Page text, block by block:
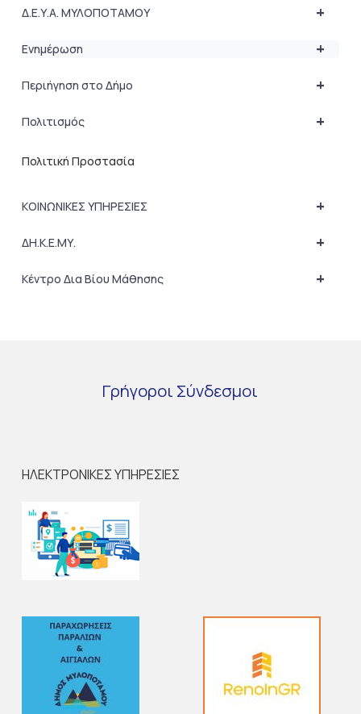
+
Δ.Ε.Υ.Α. ΜΥΛΟΠΟΤΑΜΟΥ
+
Ενημέρωση
+
Περιήγηση στο Δήμο
+
Πολιτισμός
Πολιτική Προστασία
+
ΚΟΙΝΩΝΙΚΕΣ ΥΠΗΡΕΣΙΕΣ
+
ΔΗ.Κ.Ε.ΜΥ.
+
Κέντρο Δια Βίου Μάθησης
Γρήγοροι Σύνδεσμοι
ΗΛΕΚΤΡΟΝΙΚΕΣ ΥΠΗΡΕΣΙΕΣ